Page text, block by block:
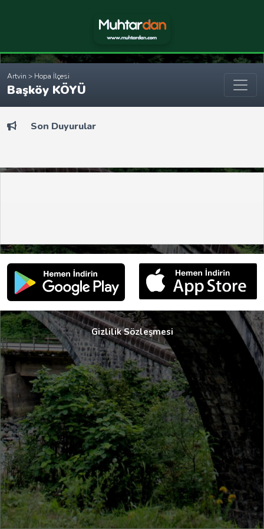
Artvin > Hopa İlçesi
Başköy KÖYÜ
Son Duyurular
Gizlilik Sözleşmesi